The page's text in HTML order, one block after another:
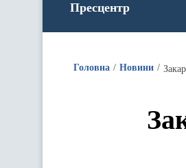
Пресцентр
Головна Новини